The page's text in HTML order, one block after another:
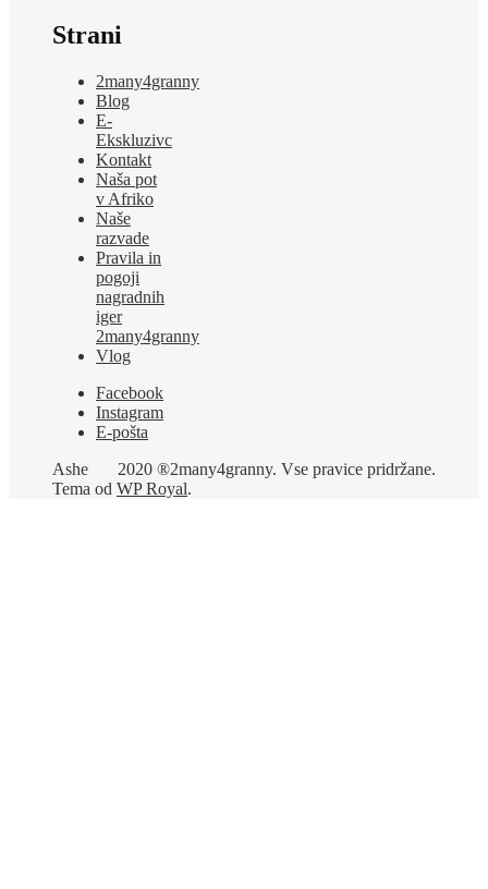
Strani
2many4granny
Blog
E-
Ekskluzivc
Kontakt
Naša pot
v Afriko
Naše
razvade
Pravila in
pogoji
nagradnih
iger
2many4granny
Vlog
Facebook
Instagram
E-pošta
2020 ®2many4granny. Vse pravice pridržane.
Ashe
Tema od WP Royal.